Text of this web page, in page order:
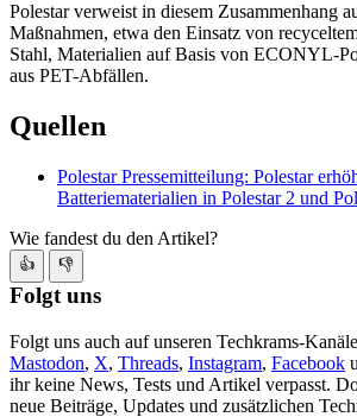
Polestar verweist in diesem Zusammenhang
Maßnahmen, etwa den Einsatz von
Stahl, Materialien auf Basis von ECONYL-
aus PET-Abfällen.
Quellen
Polestar Pressemitteilung: Polestar
Batteriematerialien in Polestar 2 und
Wie fandest du den Artikel?
👍 👎
Folgt uns
Folgt uns auch auf unseren Techkrams-
Mastodon, X, Threads, Instagram, Facebook
ihr keine News, Tests und Artikel verpasst.
neue Beiträge, Updates und zusätzlichen